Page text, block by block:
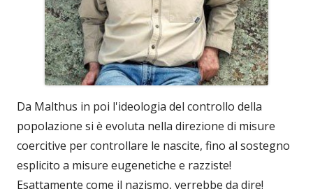
Da Malthus in poi l'ideologia del controllo della
popolazione si è evoluta nella direzione di misure
coercitive per controllare le nascite, fino al sostegno
esplicito a misure eugenetiche e razziste!
Esattamente come il nazismo, verrebbe da dire!